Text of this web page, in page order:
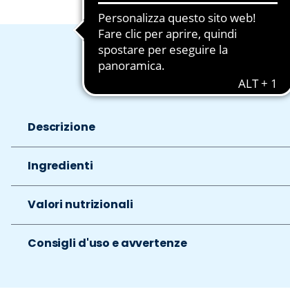
Descrizione
Ingredienti
Valori nutrizionali
Consigli d'uso e avvertenze